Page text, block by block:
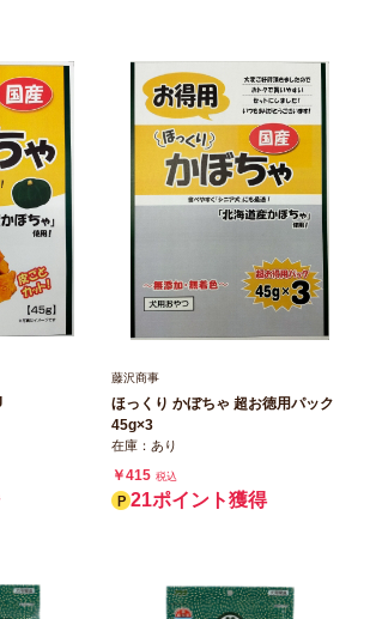
藤沢商事
ほっくり かぼちゃ 超お徳用パック
45g×3
在庫：あり
￥415 税込
21ポイント獲得